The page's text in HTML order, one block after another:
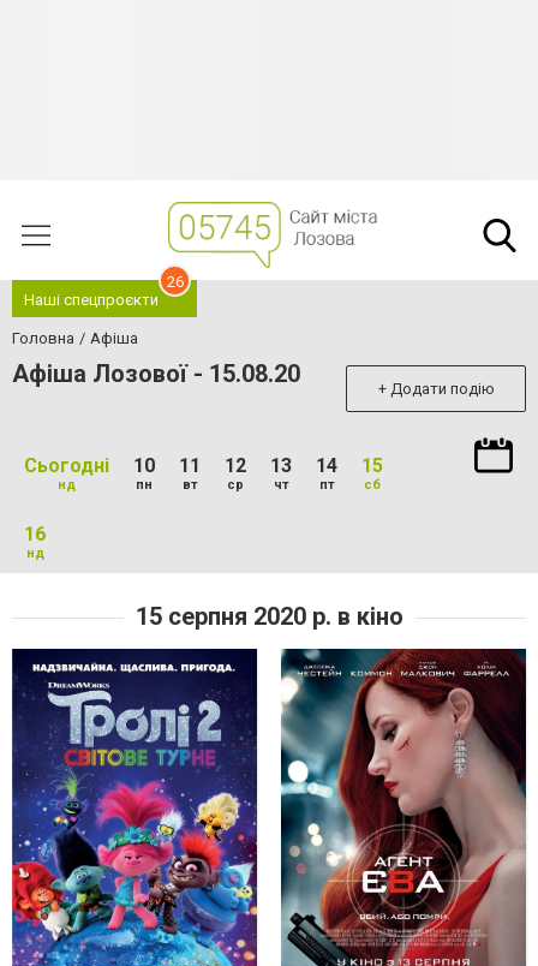
Наші спецпроєкти
26
Головна Афіша
Афіша Лозової - 15.08.20 + Додати подію
Сьогодні
нд
10
пн
11
вт
12
ср
13
чт
14
пт
15
сб
16
нд
15 серпня 2020 р. в кіно